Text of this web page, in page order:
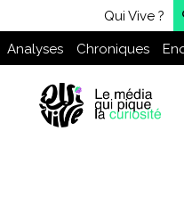
Qui Vive ?
Analyses Chroniques